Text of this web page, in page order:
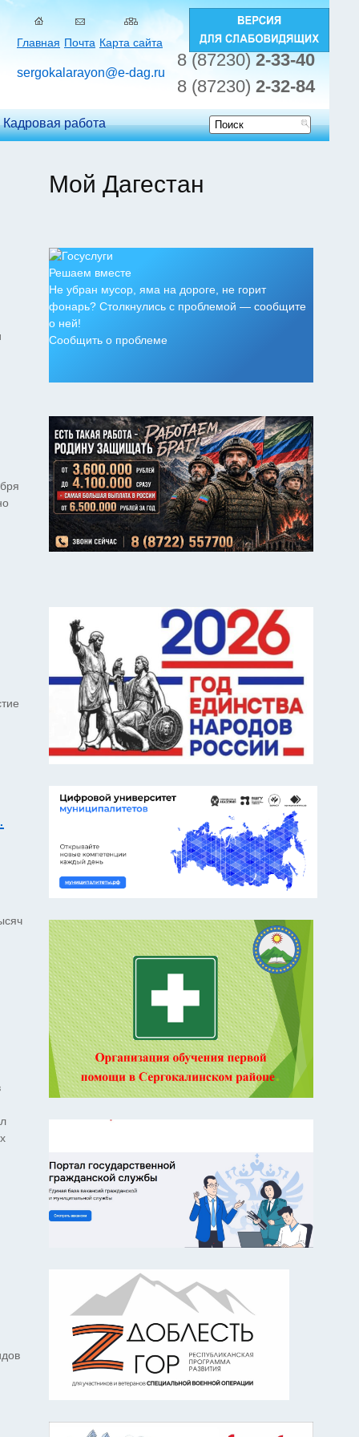
Главная Почта Карта сайта
sergokalarayon@e-dag.ru
8 (87230) 2-33-40
8 (87230) 2-32-84
Кадровая работа
Форма
Мой Дагестан
Решаем вместе
Не убран мусор, яма на дороге, не горит
фонарь? Столкнулись с проблемой — сообщите
о ней!
Сообщить о проблеме